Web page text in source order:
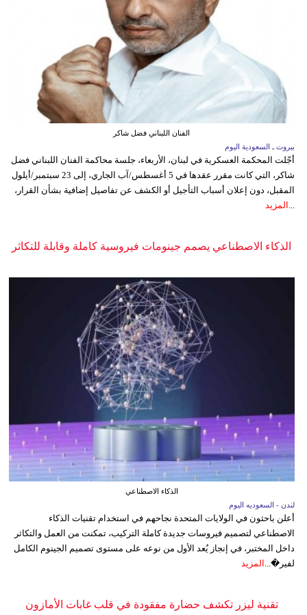
الفنان اللبناني فضل شاكر
بيروت ـ السعودية اليوم
أجّلت المحكمة العسكرية في لبنان، الأربعاء، جلسة محاكمة الفنان اللبناني فضل
شاكر، التي كانت مقرر عقدها في 5 أغسطس/آب الجاري، إلى 23 سبتمبر/أيلول
المقبل، دون إعلان أسباب التأجيل أو الكشف عن تفاصيل إضافية بشأن القرار،
المزيد
الذكاء الاصطناعي يصمم جينومات فيروسية كاملة وقابلة للتكاثر
الذكاء الاصطناعي
لندن - السعوديه اليوم
أعلن باحثون في الولايات المتحدة نجاحهم في استخدام تقنيات الذكاء
الاصطناعي لتصميم فيروسات جديدة كاملة التركيب، تمكنت من العمل والتكاثر
داخل المختبر، في إنجاز يُعد الأول من نوعه على مستوى تصميم الجينوم الكامل
لفير�... المزيد
تقنية ليزر تكشف حضارة مفقودة في قلب غابات الأمازون